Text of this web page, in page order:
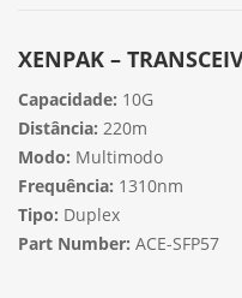
XENPAK –
Capacidade: 10G
Distância: 220m
Modo: Multimodo
Frequência: 1310nm
Tipo: Duplex
Part Number: ACE-SFP57